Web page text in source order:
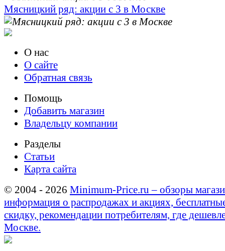
Мясницкий ряд: акции с 3 в Москве
О нас
О сайте
Обратная связь
Помощь
Добавить магазин
Владельцу компании
Разделы
Статьи
Карта сайта
© 2004 - 2026 Minimum-Price.ru – обзоры
информация о распродажах и акциях,
скидку, рекомендации потребителям, где
Москве.